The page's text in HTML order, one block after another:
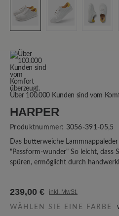
Über 100.000 Kunden sind vom
HARPER
Produktnummer: 3056-391-05,5
Das butterweiche
"Passform-wunder" So leicht, dass
spüren, ermöglicht durch
239,00 € inkl. MwSt.
WÄHLEN SIE EINE FARBE